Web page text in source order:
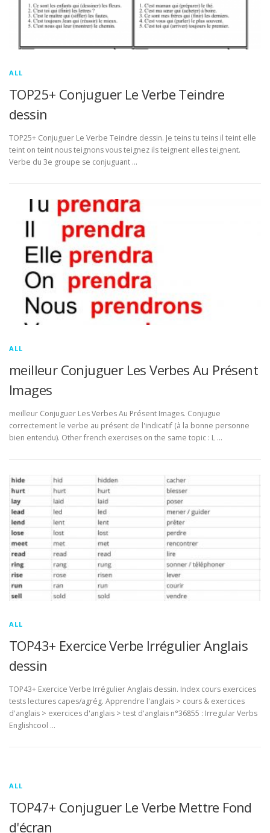
ALL
TOP25+ Conjuguer Le Verbe Teindre
dessin
TOP25+ Conjuguer Le Verbe Teindre dessin. Je teins tu teins il teint elle
teint on teint nous teignons vous teignez ils teignent elles teignent.
Verbe du 3e groupe se conjuguant …
ALL
meilleur Conjuguer Les Verbes Au Présent
Images
meilleur Conjuguer Les Verbes Au Présent Images. Conjugue
correctement le verbe au présent de l'indicatif (à la bonne personne
bien entendu). Other french exercises on the same topic : L …
ALL
TOP43+ Exercice Verbe Irrégulier Anglais
dessin
TOP43+ Exercice Verbe Irrégulier Anglais dessin. Index cours exercices
tests lectures capes/agrég. Apprendre l'anglais > cours & exercices
d'anglais > exercices d'anglais > test d'anglais n°36855 : Irregular Verbs
Englishcool …
ALL
TOP47+ Conjuguer Le Verbe Mettre Fond
d'écran